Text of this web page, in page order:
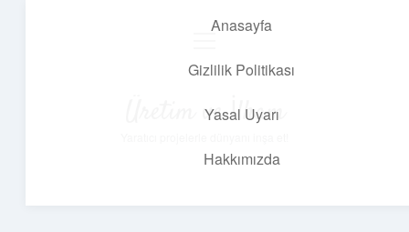
Anasayfa
Gizlilik Politikası
Yasal Uyarı
Hakkımızda
Üretim ve İlham